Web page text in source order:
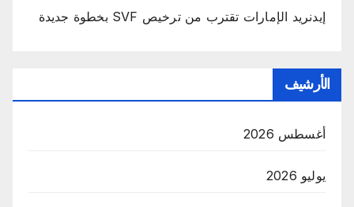
إيدنريد الإمارات تقترب من ترخيص SVF بخطوة جديدة
الأرشيف
أغسطس 2026
يوليو 2026